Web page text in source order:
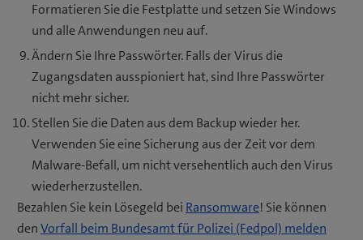
Formatieren Sie die Festplatte und setzen Sie Windows
und alle Anwendungen neu auf.
Ändern Sie Ihre Passwörter. Falls der Virus die
Zugangsdaten ausspioniert hat, sind Ihre Passwörter
nicht mehr sicher.
Stellen Sie die Daten aus dem Backup wieder her.
Verwenden Sie eine Sicherung aus der Zeit vor dem
Malware-Befall, um nicht versehentlich auch den Virus
wiederherzustellen.
Bezahlen Sie kein Lösegeld bei Ransomware! Sie können
denVorfall beim Bundesamt für Polizei (Fedpol) melden